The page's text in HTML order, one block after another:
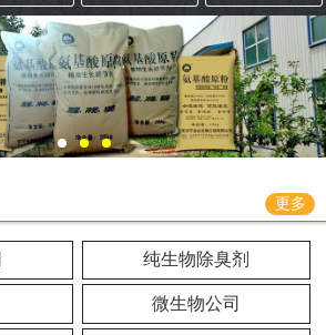
更多
纯生物除臭剂
微生物公司